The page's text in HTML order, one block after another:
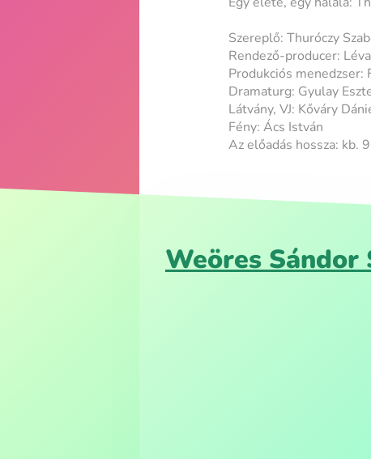
Szereplő: Thuróczy
Rendező-producer:
Produkciós
Dramaturg: Gyulay
Látvány, VJ: Kőváry
Fény: Ács István
Az előadás hossza: kb.
Weöres Sándor